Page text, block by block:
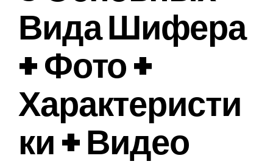
Вида Шифера
+ Фото +
Характеристи
Ки + Видео